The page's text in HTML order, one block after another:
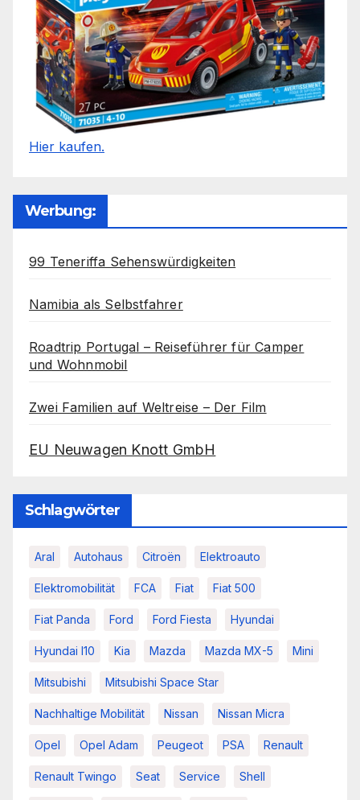
Hier kaufen.
Werbung:
99 Teneriffa Sehenswürdigkeiten
Namibia als Selbstfahrer
Roadtrip Portugal – Reiseführer für Camper
und Wohnmobil
Zwei Familien auf Weltreise – Der Film
EU Neuwagen Knott GmbH
Schlagwörter
Aral Autohaus Citroën Elektroauto
Elektromobilität FCA Fiat Fiat 500
Fiat Panda Ford Ford Fiesta Hyundai
Hyundai I10 Kia Mazda Mazda MX-5 Mini
Mitsubishi Mitsubishi Space Star
Nachhaltige Mobilität Nissan Nissan Micra
Opel Opel Adam Peugeot PSA Renault
Renault Twingo Seat Service Shell